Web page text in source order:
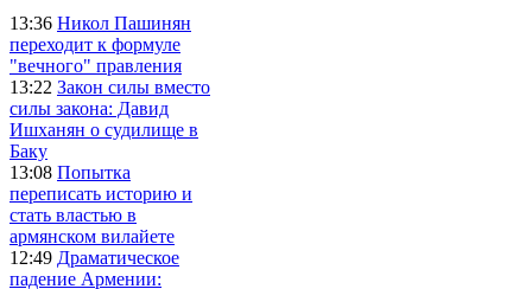
13:36 Никол Пашинян
переходит к формуле
"вечного" правления
13:22 Закон силы вместо
силы закона: Давид
Ишханян о судилище в
Баку
13:08 Попытка
переписать историю и
стать властью в
армянском вилайете
12:49 Драматическое
падение Армении: